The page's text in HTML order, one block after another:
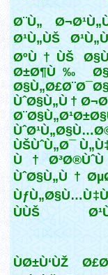
Ø¨Ù„
Ø¹Ù„ÙŠ
ØºÙ†ÙŠ
Ø±Ø¶Ù‰
ÙŠÙˆÙ„Ø¯
ÙÙŠ
ÙØ±Ù‘ÙŽ